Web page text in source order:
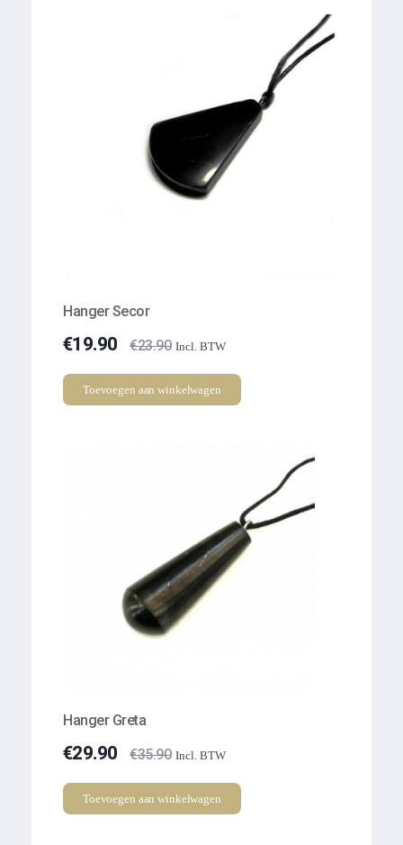
Hanger Secor
€19.90 €23.90 Incl. BTW
Toevoegen aan winkelwagen
Hanger Greta
€29.90 €35.90 Incl. BTW
Toevoegen aan winkelwagen